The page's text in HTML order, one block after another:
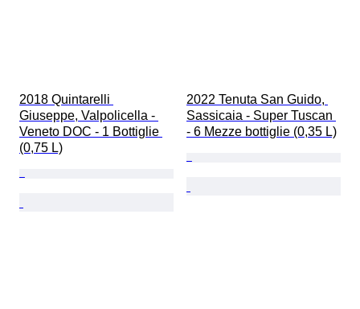
2018 Quintarelli
Giuseppe, Valpolicella -
Veneto DOC - 1 Bottiglie
(0,75 L)
2022 Tenuta San Guido,
Sassicaia - Super Tuscan
- 6 Mezze bottiglie (0,35 L)